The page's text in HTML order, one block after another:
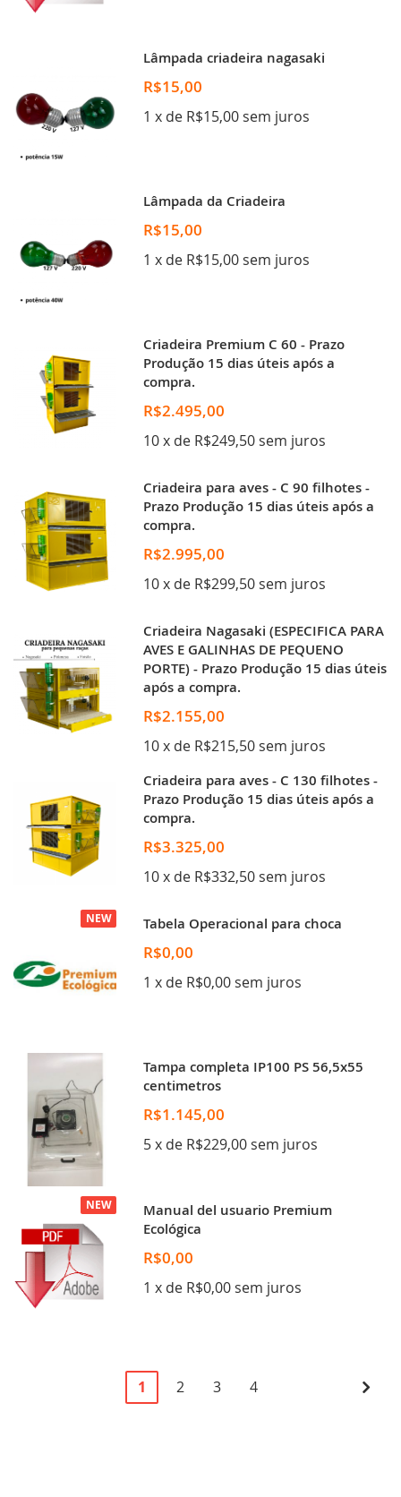
Lâmpada criadeira nagasaki
R$15,00
1 x de R$15,00 sem juros
Lâmpada da Criadeira
R$15,00
1 x de R$15,00 sem juros
Criadeira Premium C 60 - Prazo
Produção 15 dias úteis após a
compra.
R$2.495,00
10 x de R$249,50 sem juros
Criadeira para aves - C 90 filhotes -
Prazo Produção 15 dias úteis após a
compra.
R$2.995,00
10 x de R$299,50 sem juros
Criadeira Nagasaki (ESPECIFICA PARA
AVES E GALINHAS DE PEQUENO
PORTE) - Prazo Produção 15 dias úteis
após a compra.
R$2.155,00
10 x de R$215,50 sem juros
Criadeira para aves - C 130 filhotes -
Prazo Produção 15 dias úteis após a
compra.
R$3.325,00
10 x de R$332,50 sem juros
NEW Tabela Operacional para choca
R$0,00
1 x de R$0,00 sem juros
Tampa completa IP100 PS 56,5x55
centimetros
R$1.145,00
5 x de R$229,00 sem juros
NEW
Manual del usuario Premium
Ecológica
R$0,00
1 x de R$0,00 sem juros
Página
Você
1 Página
2 Página
3 Página
4